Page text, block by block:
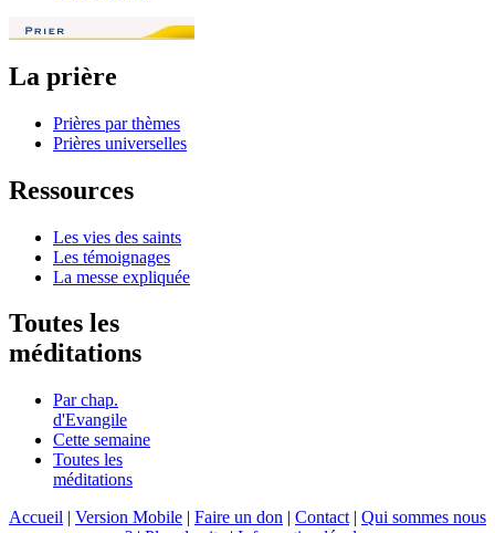
La prière
Prières par thèmes
Prières universelles
Ressources
Les vies des saints
Les témoignages
La messe expliquée
Toutes les
méditations
Par chap.
d'Evangile
Cette semaine
Toutes les
méditations
Accueil | Version Mobile | Faire un don | Contact | Qui sommes nous